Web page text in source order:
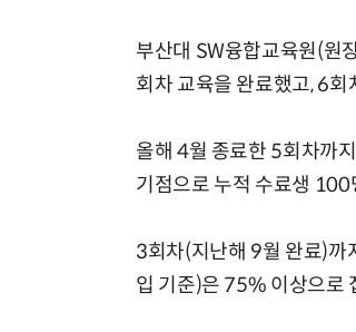
부산대 SW융합교육원(원
회차 교육을 완료했고, 6
올해 4월 종료한 5회차까
기점으로 누적 수료생 100
3회차(지난해 9월 완료)까
입 기준)은 75% 이상으로